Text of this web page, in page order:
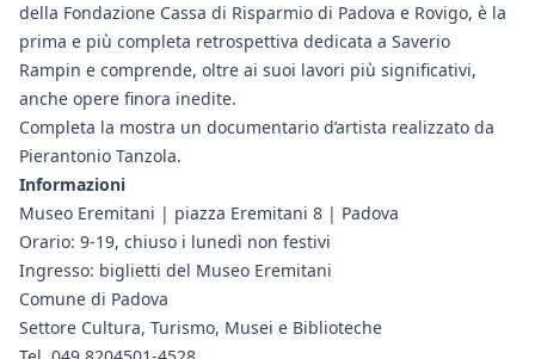
della Fondazione Cassa di Risparmio di Padova e Rovigo, è la
prima e più completa retrospettiva dedicata a Saverio
Rampin e comprende, oltre ai suoi lavori più significativi,
anche opere finora inedite.
Completa la mostra un documentario d’artista realizzato da
Pierantonio Tanzola.
Informazioni
Museo Eremitani | piazza Eremitani 8 | Padova
Orario: 9-19, chiuso i lunedì non festivi
Ingresso: biglietti del Museo Eremitani
Comune di Padova
Settore Cultura, Turismo, Musei e Biblioteche